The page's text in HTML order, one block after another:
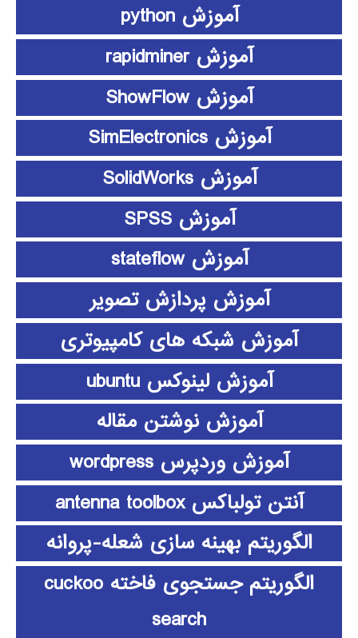
آموزش python
آموزش rapidminer
آموزش ShowFlow
آموزش SimElectronics
آموزش SolidWorks
آموزش SPSS
آموزش stateflow
آموزش پردازش تصویر
آموزش شبکه های کامپیوتری
آموزش لینوکس ubuntu
آموزش نوشتن مقاله
آموزش وردپرس wordpress
آنتن تولباکس antenna toolbox
الگوریتم بهینه سازی شعله-پروانه
الگوریتم جستجوی فاخته cuckoo
search